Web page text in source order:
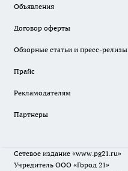
Объявления
Договор оферты
Обзорные статьи и пресс-релизы
Прайс
Рекламодателям
Партнеры
Сетевое издание «www.pg21.ru»
Учредитель ООО «Город 21»